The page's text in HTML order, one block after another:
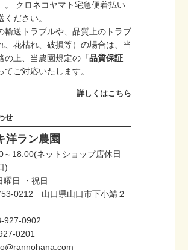
。 クロネコヤマト宅急便着払い
ください。
輸送トラブルや、品質上のトラブ
、花枯れ、破損等）の場合は、当
の上、当農園規定の 「品質保証
てご対応いたします。
詳しくはこちら
せ
洋ラン農園
～18:00(ネットショップ店休日
)
曜日 ・祝日
0212 山口県山口市下小鯖２
927-0902
0201